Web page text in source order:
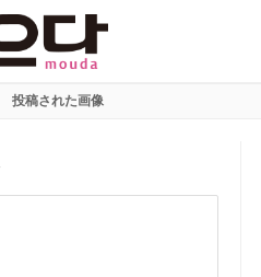
投稿された画像